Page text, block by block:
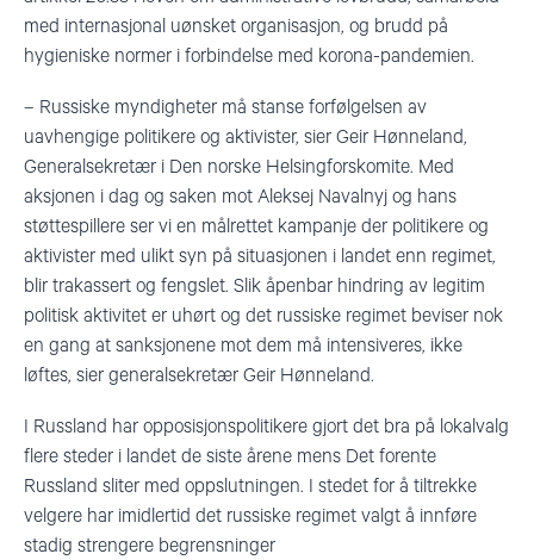
med internasjonal uønsket organisasjon, og brudd på
hygieniske normer i forbindelse med korona-pandemien.
– Russiske myndigheter må stanse forfølgelsen av
uavhengige politikere og aktivister, sier Geir Hønneland,
Generalsekretær i Den norske Helsingforskomite. Med
aksjonen i dag og saken mot Aleksej Navalnyj og hans
støttespillere ser vi en målrettet kampanje der politikere og
aktivister med ulikt syn på situasjonen i landet enn regimet,
blir trakassert og fengslet. Slik åpenbar hindring av legitim
politisk aktivitet er uhørt og det russiske regimet beviser nok
en gang at sanksjonene mot dem må intensiveres, ikke
løftes, sier generalsekretær Geir Hønneland.
I Russland har opposisjonspolitikere gjort det bra på lokalvalg
flere steder i landet de siste årene mens Det forente
Russland sliter med oppslutningen. I stedet for å tiltrekke
velgere har imidlertid det russiske regimet valgt å innføre
stadig strengere begrensninger